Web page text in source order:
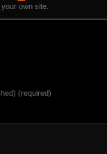
own site.
(required)